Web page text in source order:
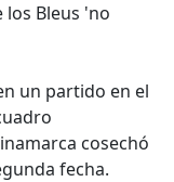
los Bleus 'no
un partido en el
cosechó
fecha.